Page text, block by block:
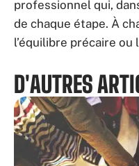
professionnel qui,
de chaque étape. À
l’équilibre précaire ou
D'AUTRES